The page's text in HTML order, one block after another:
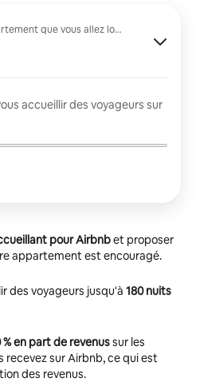
que vous allez louer?
accueillir des voyageurs sur
pour Airbnbet proposer
appartement est encouragé.
des voyageurs jusqu'à 180 nuits
% en part de revenussur les
recevez sur Airbnb, ce qui est
des revenus.